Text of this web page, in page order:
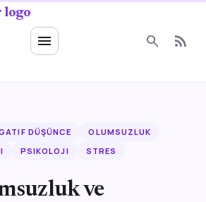
menu search rss_feed
DÜŞÜNCE
OLUMSUZLUK
PSIKOLOJI STRES
ve